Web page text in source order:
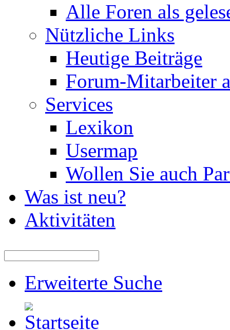
Alle Foren als
Nützliche Links
Heutige Beiträge
Forum-Mitarbeiter
Services
Lexikon
Usermap
Wollen Sie auch
Was ist neu?
Aktivitäten
Erweiterte Suche